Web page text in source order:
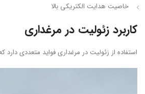
خاصیت هدایت الکتریکی بالا
کاربرد زئولیت در مرغداری
استفاده از زئولیت در مرغداری فواید متعددی دارد